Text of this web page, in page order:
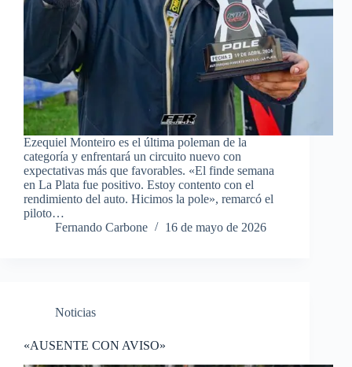
Ezequiel Monteiro es el última poleman de la
categoría y enfrentará un circuito nuevo con
expectativas más que favorables. «El finde semana
en La Plata fue positivo. Estoy contento con el
rendimiento del auto. Hicimos la pole», remarcó el
piloto…
Fernando Carbone
16 de mayo de 2026
Noticias
«AUSENTE CON AVISO»